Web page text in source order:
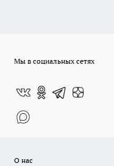
Мы в социальных сетях
О нас